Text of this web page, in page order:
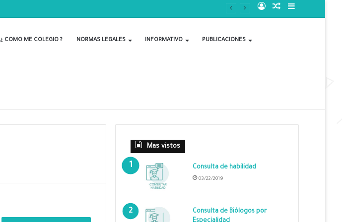
Barra
Publicación
Acceso
¿ COMO ME COLEGIO ? NORMAS LEGALES INFORMATIVO PUBLICACIONES
Mas vistos
Consulta de habilidad
03/22/2019
Consulta de Biólogos por